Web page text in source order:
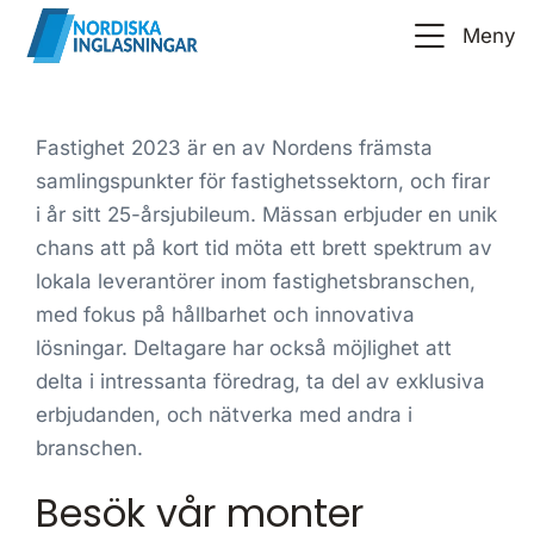
Meny
Fastighet 2023 är en av Nordens främsta
samlingspunkter för fastighetssektorn, och firar
i år sitt 25-årsjubileum. Mässan erbjuder en unik
chans att på kort tid möta ett brett spektrum av
lokala leverantörer inom fastighetsbranschen,
med fokus på hållbarhet och innovativa
lösningar. Deltagare har också möjlighet att
delta i intressanta föredrag, ta del av exklusiva
erbjudanden, och nätverka med andra i
branschen.
Besök vår monter